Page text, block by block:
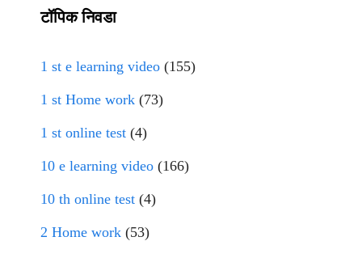
टॉपिक निवडा
1 st e learning video (155)
1 st Home work (73)
1 st online test (4)
10 e learning video (166)
10 th online test (4)
2 Home work (53)